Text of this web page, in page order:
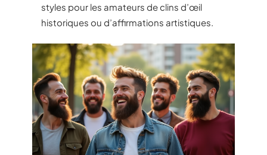
styles pour les amateurs de clins d’œil
historiques ou d’affirmations artistiques.